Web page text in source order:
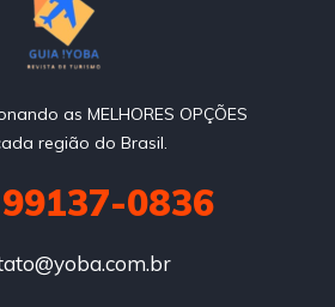
as MELHORES OPÇÕES
região do Brasil.
99137-0836